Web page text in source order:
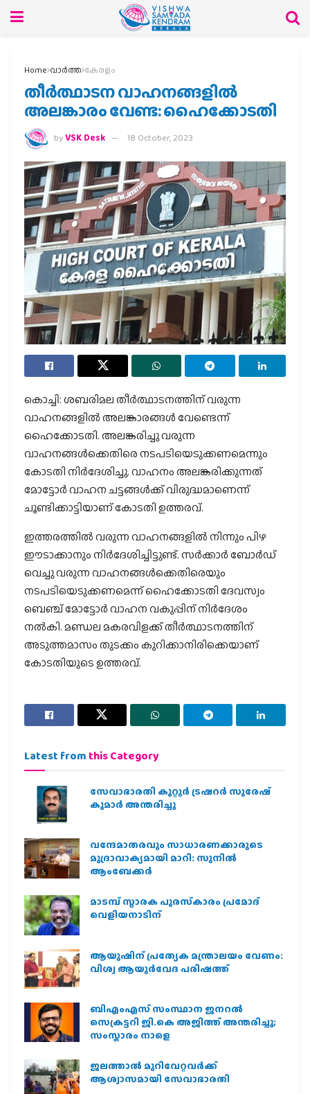
Home വാര്‍ത്ത കേരളം
തീര്‍ത്ഥാടന വാഹനങ്ങളില്‍
അലങ്കാരം വേണ്ട: ഹൈക്കോടതി
byVSK Desk 18 October, 2023
കൊച്ചി: ശബരിമല തീര്‍ത്ഥാടനത്തിന് വരുന്ന
വാഹനങ്ങളില്‍ അലങ്കാരങ്ങള്‍ വേണ്ടെന്ന്
ഹൈക്കോടതി. അലങ്കരിച്ചു വരുന്ന
വാഹനങ്ങള്‍ക്കെതിരെ നടപടിയെടുക്കണമെന്നും
കോടതി നിര്‍ദേശിച്ചു. വാഹനം അലങ്കരിക്കുന്നത്
മോട്ടോര്‍ വാഹന ചട്ടങ്ങള്‍ക്ക് വിരുദ്ധമാണെന്ന്
ചൂണ്ടിക്കാട്ടിയാണ് കോടതി ഉത്തരവ്.
ഇത്തരത്തില്‍ വരുന്ന വാഹനങ്ങളില്‍ നിന്നും പിഴ
ഈടാക്കാനും നിര്‍ദേശിച്ചിട്ടുണ്ട്. സര്‍ക്കാര്‍ ബോര്‍ഡ്
വെച്ചു വരുന്ന വാഹനങ്ങള്‍ക്കെതിരെയും
നടപടിയെടുക്കണമെന്ന് ഹൈക്കോടതി ദേവസ്വം
ബെഞ്ച് മോട്ടോര്‍ വാഹന വകുപ്പിന് നിര്‍ദേശം
നല്‍കി. മണ്ഡല മകരവിളക്ക് തീര്‍ത്ഥാടനത്തിന്
അടുത്തമാസം തുടക്കം കുറിക്കാനിരിക്കെയാണ്
കോടതിയുടെ ഉത്തരവ്.
Latest from this Category
സേവാഭാരതി കുറ്റൂർ ട്രഷറർ സുരേഷ്
കുമാർ അന്തരിച്ചു
വന്ദേമാതരവും സാധാരണക്കാരുടെ
മുദ്രാവാക്യമായി മാറി: സുനിൽ
ആംബേക്കർ
മാടമ്പ് സ്മാരക പുരസ്‌കാരം പ്രമോദ്
വെളിയനാടിന്
ആയുഷിന് പ്രത്യേക മന്ത്രാലയം വേണം:
വിശ്വ ആയുര്‍വേദ പരിഷത്ത്
ബിഎംഎസ് സംസ്ഥാന ജനറൽ
സെക്രട്ടറി ജി.കെ അജിത്ത് അന്തരിച്ചു;
സംസ്കാരം നാളെ
ജലത്താല്‍ മുറിവേറ്റവര്‍ക്ക്
ആശ്വാസമായി സേവാഭാരതി